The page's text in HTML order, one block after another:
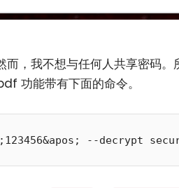
而，我不想与任何人共享密码
功能带有下面的命令。
--decrypt